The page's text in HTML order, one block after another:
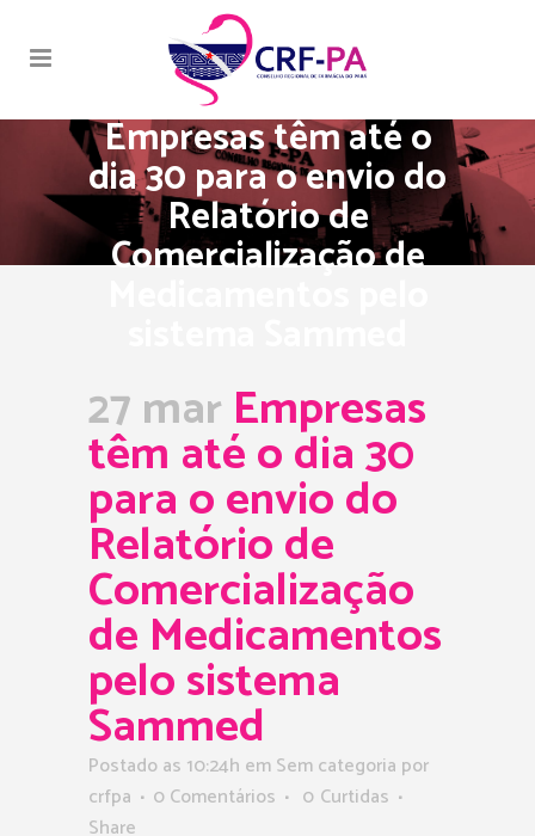
Empresas têm até o
dia 30 para o envio do
Relatório de
Comercialização de
27 marEmpresas
têm até o dia 30
para o envio do
Relatório de
Comercialização
de Medicamentos
pelo sistema
Sammed
Postado as 10:24h em Sem categoria por
crfpa
0 Comentários 0 Curtidas
Share